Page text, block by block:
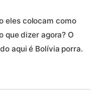
eles colocam como
que dizer agora? O
aqui é Bolívia porra.